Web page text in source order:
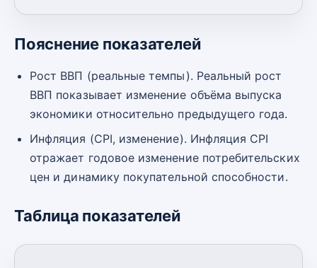
Пояснение показателей
Рост ВВП (реальные темпы). Реальный рост
ВВП показывает изменение объёма выпуска
экономики относительно предыдущего года.
Инфляция (CPI, изменение). Инфляция CPI
отражает годовое изменение потребительских
цен и динамику покупательной способности.
Таблица показателей